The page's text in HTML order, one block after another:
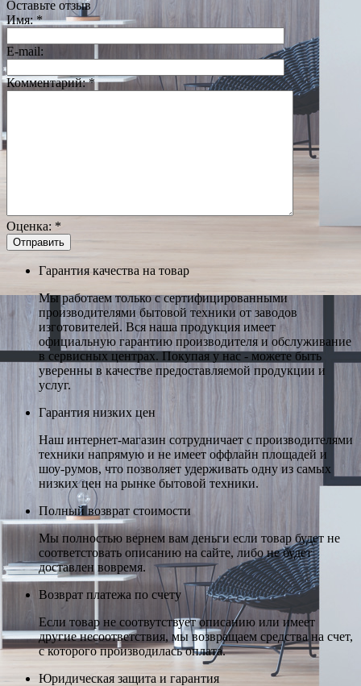
Оставьте отзыв
Имя:*
E-mail:
Комментарий:*
Оценка: *
Гарантия качества на товар
Мы работаем только с сертифицированными
производителями бытовой техники от заводов
изготовителей. Вся наша продукция имеет
официальную гарантию производителя и обслуживание
в сервисных центрах. Покупая у нас - можете быть
уверенны в качестве предоставляемой продукции и
услуг.
Гарантия низких цен
Наш интернет-магазин сотрудничает с производителями
техники напрямую и не имеет оффлайн площадей и
шоу-румов, что позволяет удерживать одну из самых
низких цен на рынке бытовой техники.
Полный возврат стоимости
Мы полностью вернем вам деньги если товар будет не
соответстовать описанию на сайте, либо не будет
доставлен вовремя.
Возврат платежа по счету
Если товар не соотвутствует описанию или имеет
другие несоответствия, мы возвращаем средства на счет,
с которого производилась оплата.
Юридическая защита и гарантия